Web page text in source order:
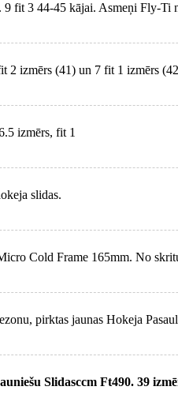
9 fit 3 44-45 kājai. Asmeņi Fly-Ti
2 izmērs (41) un 7 fit 1 izmērs
izmērs, fit 1
slidas.
Cold Frame 165mm. No
pirktas jaunas Hokeja
Slidasccm Ft490. 39